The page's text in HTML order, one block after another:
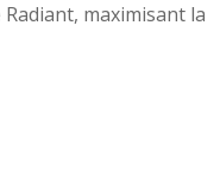
maximisant la